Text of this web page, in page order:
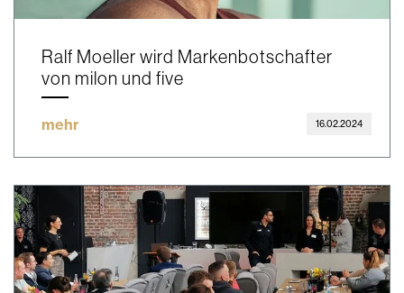
Ralf Moeller wird Markenbotschafter
von milon und five
mehr 16.02.2024